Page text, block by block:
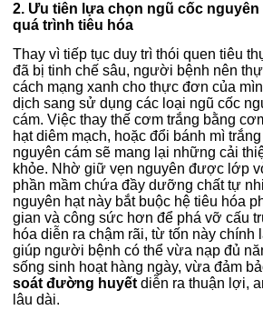
2. Ưu tiên lựa chọn ngũ cốc nguyên
quá trình tiêu hóa
Thay vì tiếp tục duy trì thói quen tiêu
đã bị tinh chế sâu, người bệnh nên
cách mạng xanh cho thực đơn của
dịch sang sử dụng các loại ngũ cốc
cám. Việc thay thế cơm trắng bằng
hạt diêm mạch, hoặc đổi bánh mì
nguyên cám sẽ mang lại những cải
khỏe. Nhờ giữ vẹn nguyên được lớp
phần mầm chứa đầy dưỡng chất tự
nguyên hạt này bắt buộc hệ tiêu hóa
gian và công sức hơn để phá vỡ cấu
hóa diễn ra chậm rãi, từ tốn này chính
giúp người bệnh có thể vừa nạp đủ
sống sinh hoạt hàng ngày, vừa đảm
soát đường huyết diễn ra thuận lợi,
lâu dài.